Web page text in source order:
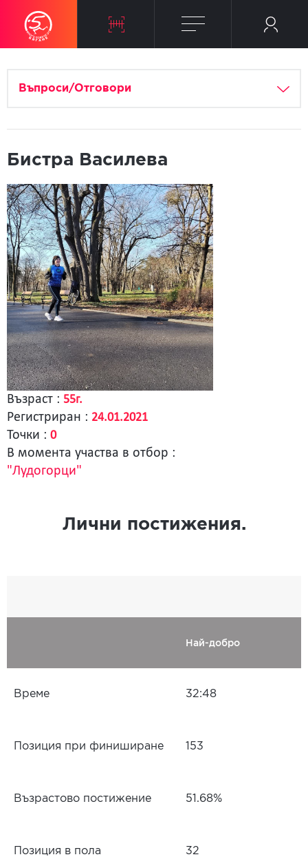
Въпроси/Отговори
Бистра Василева
Възраст : 55г.
Регистриран : 24.01.2021
Точки : 0
В момента участва в отбор :
"Лудогорци"
Лични постижения.
Най-добро
Време 32:48
Позиция при финиширане 153
Възрастово постижение 51.68%
Позиция в пола 32